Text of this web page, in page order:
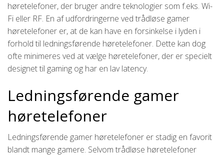
høretelefoner, der bruger andre teknologier som f.eks. Wi-
Fi eller RF. En af udfordringerne ved trådløse gamer
høretelefoner er, at de kan have en forsinkelse i lyden i
forhold til ledningsførende høretelefoner. Dette kan dog
ofte minimeres ved at vælge høretelefoner, der er specielt
designet til gaming og har en lav latency.
Ledningsførende gamer
høretelefoner
Ledningsførende gamer høretelefoner er stadig en favorit
blandt mange gamere. Selvom trådløse høretelefoner